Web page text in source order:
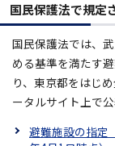
国民保護法で規定
国民保護法では、
める基準を満たす
り、東京都をはじ
ータルサイト上で公
避難施設の指定